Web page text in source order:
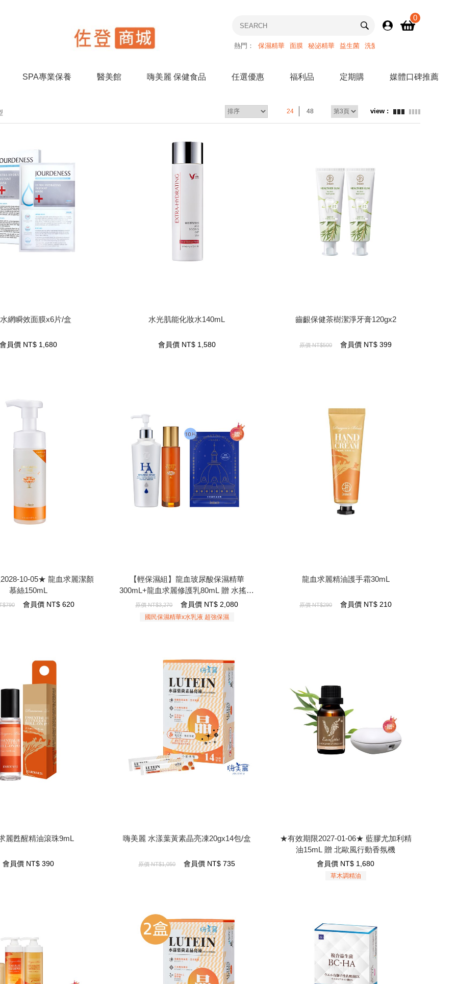
熱門： 保濕精華 面膜 秘泌精華 益生菌 洗髮精
0
SPA專業保養 醫美館 嗨美麗 保健食品 任選優惠 福利品 定期購 媒體口碑推薦
24 48
網瞬效面膜x6片/盒
會員價NT$ 1,680
水光肌能化妝水140mL
會員價NT$ 1,580
齒齦保健茶樹潔淨牙膏120gx2
原價NT$500 會員價 NT$399
10-05★ 龍血求麗潔顏
慕絲150mL
會員價NT$ 620
會員價
NT$
620
【輕保濕組】龍血玻尿酸保濕精華
300mL+龍血求麗修護乳80mL 贈 水搖滾
保濕面膜x10
原價NT$3,270 會員價 NT$ 2,080
國民保濕精華x水乳液 超強保濕
濕面膜x10
會員價
NT$
2,080
龍血求麗精油護手霜30mL
原價NT$290 會員價 NT$ 210
麗甦醒精油滾珠9mL
會員價NT$ 390
嗨美麗 水漾葉黃素晶亮凍20gx14包/盒
原價NT$1,050 會員價 NT$735
★有效期限2027-01-06★ 藍膠尤加利精
油15mL 贈 北歐風行動香氛機
會員價 NT$ 1,680
草木調精油
會員價
NT$
1,680